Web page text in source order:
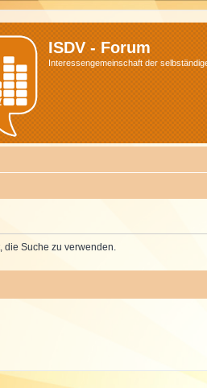
ISDV - Forum
Interessengemeinschaft der
die Suche zu verwenden.